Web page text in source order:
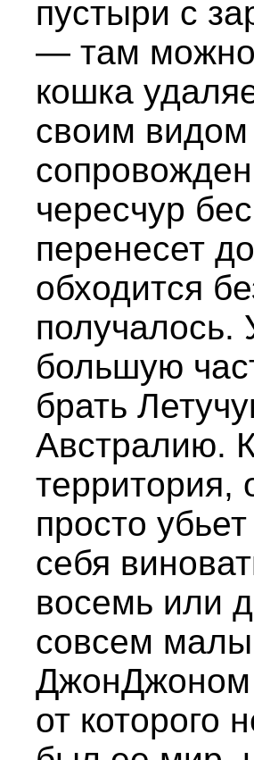
пустыри с
— там можно
кошка
своим видом
чересчур
перенесет
обходится
получалось.
большую
брать
Австралию.
территория,
просто
себя
восемь или
совсем
ДжонДжоном
от которого